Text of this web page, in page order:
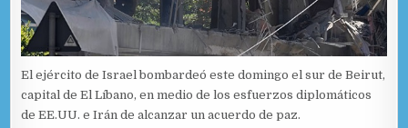
El ejército de Israel bombardeó este domingo el sur de Beirut,
capital de El Líbano, en medio de los esfuerzos diplomáticos
de EE.UU. e Irán de alcanzar un acuerdo de paz.